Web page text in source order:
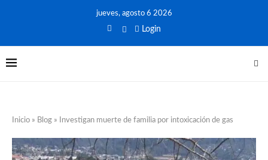
jueves, agosto 6 2026
Login
Inicio » Blog » Investigan muerte de familia por intoxicación de gas